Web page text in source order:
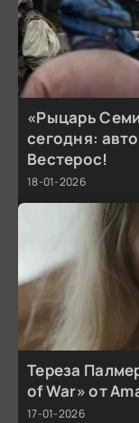
«Рыцарь
сегодня:
Вестерос!
18-01-2026
Тереза
of War» от
17-01-2026